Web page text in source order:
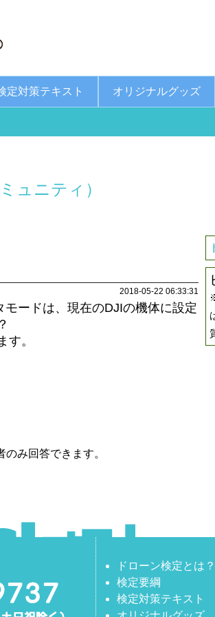
定対策テキスト オリジナルグッズ
ュニティ）
2018-05-22 06:33:31
ードは、現在のDJIの機体に設定
す。
み回答できます。
ドローン検定とは？
検定要綱
検定対策テキスト